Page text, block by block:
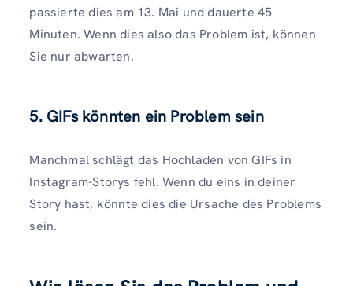
passierte dies am 13. Mai und dauerte 45
Minuten. Wenn dies also das Problem ist, können
Sie nur abwarten.
5. GIFs könnten ein Problem sein
Manchmal schlägt das Hochladen von GIFs in
Instagram-Storys fehl. Wenn du eins in deiner
Story hast, könnte dies die Ursache des Problems
sein.